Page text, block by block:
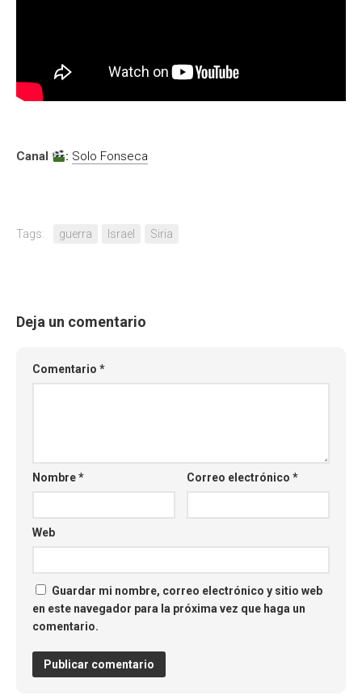
Canal : Solo Fonseca
Tags: guerra Israel Siria
Deja un comentario
Comentario *
Nombre* Correo electrónico*
Web
Guardar mi nombre, correo electrónico y sitio web
en este navegador para la próxima vez que haga un
comentario.